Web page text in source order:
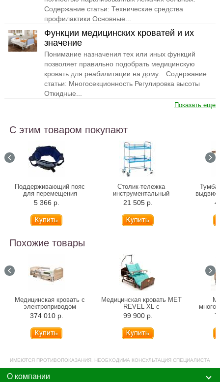
Содержание статьи: Технические средства
профилактики Основные...
Функции медицинских кроватей и их
значение
Понимание назначения тех или иных функций
позволяет правильно подобрать медицинскую
кровать для реабилитации на дому. Содержание
статьи: Многосекционность Регулировка высоты
Откидные...
Показать еще
С этим товаром покупают
Поддерживающий пояс
для перемещения
Альцфикс
5 366 р.
Столик-тележка
инструментальный
Медицинофф F-17(p)
04519
21 505 р.
Тумба
Похожие товары
Медицинская кровать с
электроприводом
Stiegelmeyer Libra Podego
деревянные панели
374 010 р.
Медицинская кровать MET
REVEL XL с
электроприводом,
переворотом и туалетом
(120 см)
99 900 р.
ИМЕЮТСЯ ПРОТИВОПОКАЗАНИЯ. НЕОБХОДИМА КОНСУЛЬТАЦИЯ СПЕЦИАЛИСТА
О компании